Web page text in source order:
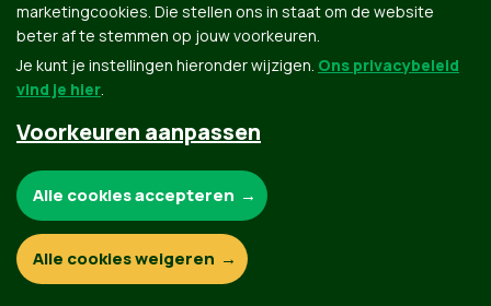
marketingcookies. Die stellen ons in staat om de website
beter af te stemmen op jouw voorkeuren.
Je kunt je instellingen hieronder wijzigen. Ons privacybeleid
vind je hier.
Voorkeuren aanpassen
Functionele en analytische cookies:
Alle cookies accepteren
Alle cookies weigeren